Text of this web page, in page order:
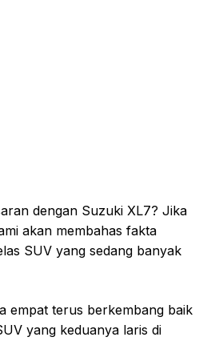
dengan Suzuki XL7? Jika
akan membahas fakta
SUV yang sedang banyak
empat terus berkembang baik
yang keduanya laris di